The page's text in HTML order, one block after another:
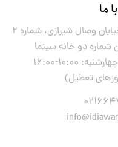
ما
وصال شیرازی، شماره ۲
شماره دو خانه سینما
۱۰:۰۰-۱۶:۰۰
تعطیل)